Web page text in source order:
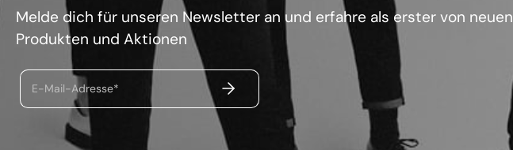
Melde dich für unseren Newsletter an und erfahre als erster von neuen
Produkten und Aktionen
E-Mail-Adresse*